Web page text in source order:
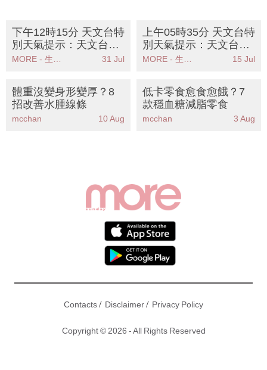
下午12時15分 天文台特
別天氣提示：天文台發
出強陣風警告市民應儘
MORE - 生活品味 31 Jul
上午05時35分 天文台特
別天氣提示：天文台提
醒活躍西南氣流影響本
MORE - 生活品味 15 Jul
體重沒變身形變厚？8
招改善水腫線條
mcchan 10 Aug
低卡零食愈食愈餓？7
款穩血糖減脂零食
mcchan 3 Aug
Contacts/ Disclaimer/ Privacy Policy
Copyright © 2026 - All Rights Reserved